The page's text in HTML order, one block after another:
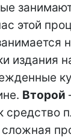
этой
издания
Второй
средство
сложная